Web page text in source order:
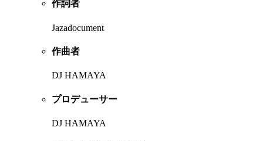
作詞者
Jazadocument
作曲者
DJ HAMAYA
プロデューサー
DJ HAMAYA